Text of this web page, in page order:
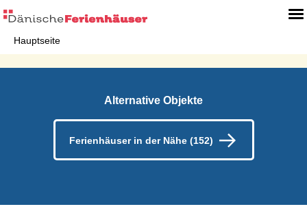
Hauptseite
Alternative Objekte
Ferienhäuser in der Nähe (152)